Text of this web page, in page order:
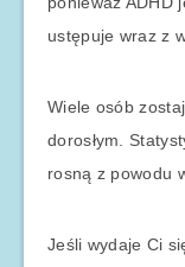
ustępuje wraz z
Wiele osób
dorosłym.
rosną z powodu
Jeśli wydaje Ci